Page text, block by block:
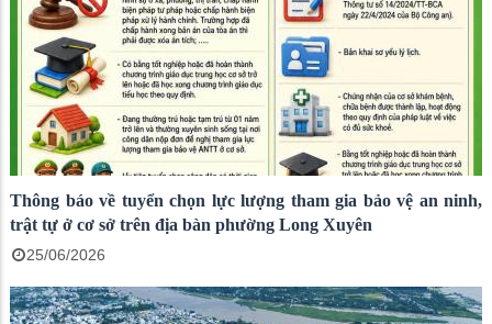
Thông báo về tuyển chọn lực lượng tham gia bảo vệ an ninh,
trật tự ở cơ sở trên địa bàn phường Long Xuyên
25/06/2026